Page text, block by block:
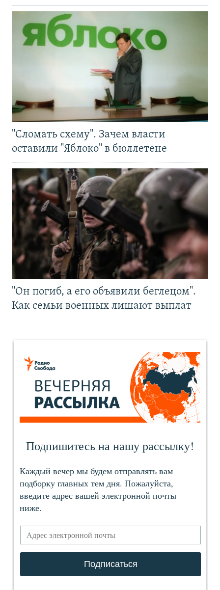
"Сломать схему". Зачем власти
оставили "Яблоко" в бюллетене
"Он погиб, а его объявили беглецом".
Как семьи военных лишают выплат